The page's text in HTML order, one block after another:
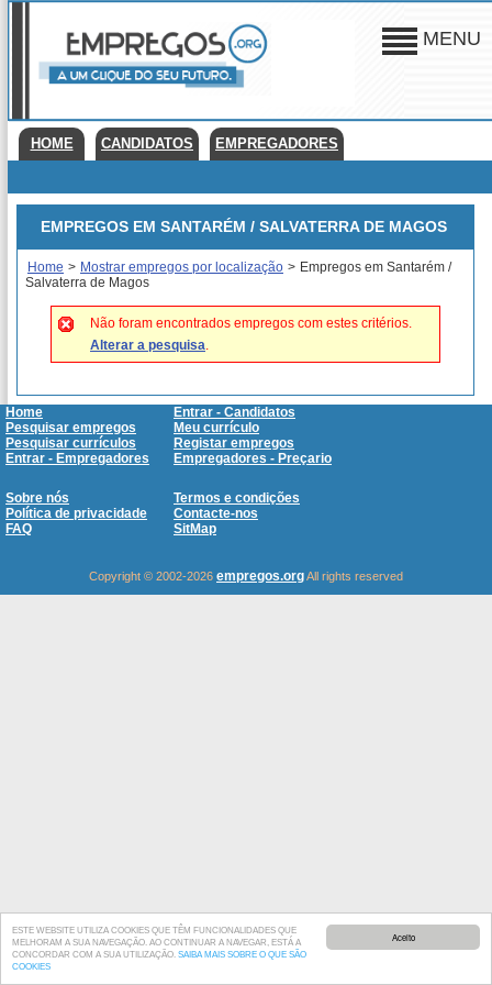
Aceito
ESTE WEBSITE UTILIZA COOKIES QUE TÊM FUNCIONALIDADES QUE
MELHORAM A SUA NAVEGAÇÃO. AO CONTINUAR A NAVEGAR, ESTÁ A
CONCORDAR COM A SUA UTILIZAÇÃO. SAIBA MAIS SOBRE O QUE SÃO
COOKIES
MENU
HOME CANDIDATOS EMPREGADORES
EMPREGOS EM SANTARÉM / SALVATERRA DE MAGOS
Home > Mostrar empregos por localização > Empregos em Santarém /
Salvaterra de Magos
Não foram encontrados empregos com estes critérios.
Alterar a pesquisa.
Home
Entrar - Candidatos
Pesquisar empregos
Meu currículo
Pesquisar currículos
Registar empregos
Entrar - Empregadores
Empregadores - Preçario
Sobre nós
Termos e condições
Política de privacidade
Contacte-nos
FAQ
SitMap
Copyright © 2002-2026 empregos.orgAll rights reserved